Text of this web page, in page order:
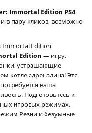
Immortal Edition PS4
в пару кликов, возможно
Immortal Edition
Edition — игру,
устрашающие
котле адреналина! Это
ваша
Подготовьтесь к
игровых режимах,
Резни и безумные